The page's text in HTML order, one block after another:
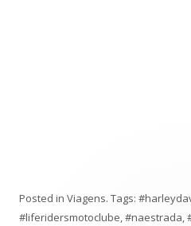
Posted in Viagens. Tags:
#liferidersmotoclube #naestrada